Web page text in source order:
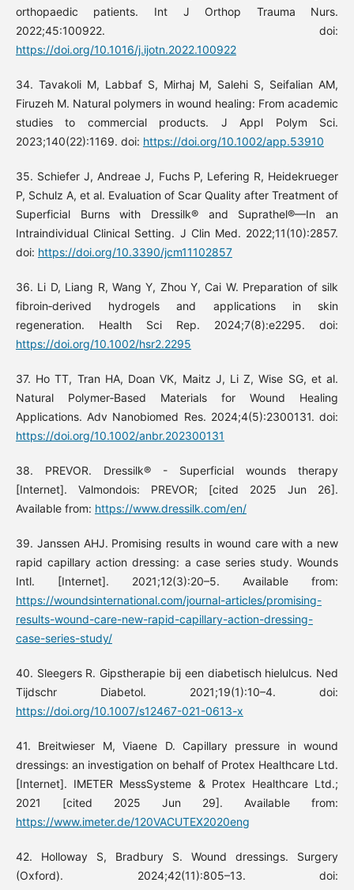
orthopaedic patients. Int J Orthop Trauma Nurs.
2022;45:100922. doi:
https://doi.org/10.1016/j.ijotn.2022.100922
34. Tavakoli M, Labbaf S, Mirhaj M, Salehi S, Seifalian AM,
Firuzeh M. Natural polymers in wound healing: From academic
studies to commercial products. J Appl Polym Sci.
2023;140(22):1169. doi: https://doi.org/10.1002/app.53910
35. Schiefer J, Andreae J, Fuchs P, Lefering R, Heidekrueger
P, Schulz A, et al. Evaluation of Scar Quality after Treatment of
Superficial Burns with Dressilk® and Suprathel®—In an
Intraindividual Clinical Setting. J Clin Med. 2022;11(10):2857.
doi: https://doi.org/10.3390/jcm11102857
36. Li D, Liang R, Wang Y, Zhou Y, Cai W. Preparation of silk
fibroin‐derived hydrogels and applications in skin
regeneration. Health Sci Rep. 2024;7(8):e2295. doi:
https://doi.org/10.1002/hsr2.2295
37. Ho TT, Tran HA, Doan VK, Maitz J, Li Z, Wise SG, et al.
Natural Polymer‐Based Materials for Wound Healing
Applications. Adv Nanobiomed Res. 2024;4(5):2300131. doi:
https://doi.org/10.1002/anbr.202300131
38. PREVOR. Dressilk® - Superficial wounds therapy
[Internet]. Valmondois: PREVOR; [cited 2025 Jun 26].
Available from: https://www.dressilk.com/en/
39. Janssen AHJ. Promising results in wound care with a new
rapid capillary action dressing: a case series study. Wounds
Intl. [Internet]. 2021;12(3):20–5. Available from:
https://woundsinternational.com/journal-articles/promising-
results-wound-care-new-rapid-capillary-action-dressing-
case-series-study/
40. Sleegers R. Gipstherapie bij een diabetisch hielulcus. Ned
Tijdschr Diabetol. 2021;19(1):10–4. doi:
https://doi.org/10.1007/s12467-021-0613-x
41. Breitwieser M, Viaene D. Capillary pressure in wound
dressings: an investigation on behalf of Protex Healthcare Ltd.
[Internet]. IMETER MessSysteme & Protex Healthcare Ltd.;
2021 [cited 2025 Jun 29]. Available from:
https://www.imeter.de/120VACUTEX2020eng
42. Holloway S, Bradbury S. Wound dressings. Surgery
(Oxford). 2024;42(11):805–13. doi: